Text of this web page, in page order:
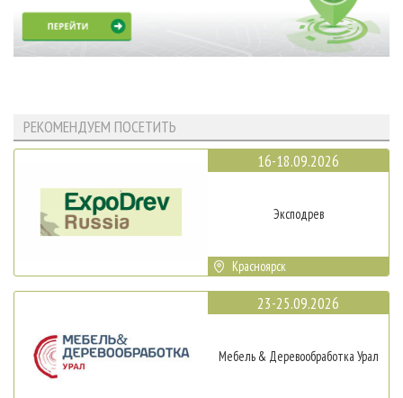
РЕКОМЕНДУЕМ ПОСЕТИТЬ
16-18.09.2026
Эксподрев
Красноярск
23-25.09.2026
Мебель & Деревообработка Урал